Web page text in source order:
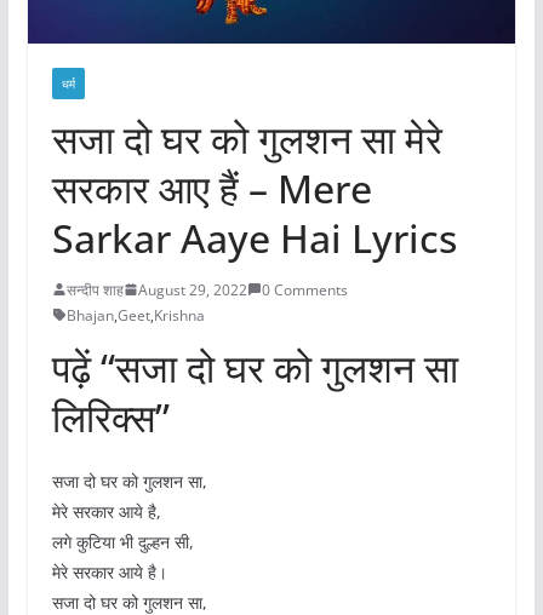
धर्म
सजा दो घर को गुलशन सा मेरे
सरकार आए हैं – Mere
Sarkar Aaye Hai Lyrics
सन्दीप शाह August 29, 2022
0 Comments
Bhajan,Geet,Krishna
पढ़ें “सजा दो घर को गुलशन सा
लिरिक्स”
सजा दो घर को गुलशन सा,
मेरे सरकार आये है,
लगे कुटिया भी दुल्हन सी,
मेरे सरकार आये है।
सजा दो घर को गुलशन सा,